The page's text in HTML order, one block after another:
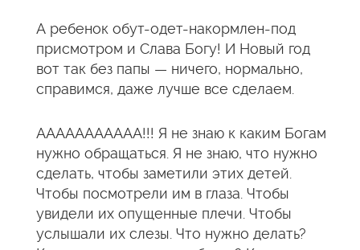
А ребенок обут-одет-накормлен-под
присмотром и Слава Богу! И Новый год
вот так без папы — ничего, нормально,
справимся, даже лучше все сделаем.
ААААААААААА!!! Я не знаю к каким Богам
нужно обращаться. Я не знаю, что нужно
сделать, чтобы заметили этих детей.
Чтобы посмотрели им в глаза. Чтобы
увидели их опущенные плечи. Чтобы
услышали их слезы. Что нужно делать?